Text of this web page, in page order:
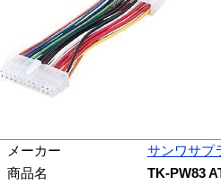
メーカー
サンワサプ
商品名
TK-PW83